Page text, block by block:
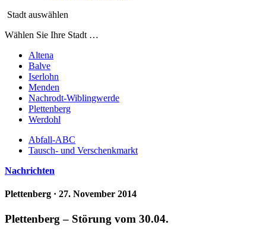
Stadt auswählen
Wählen Sie Ihre Stadt …
Altena
Balve
Iserlohn
Menden
Nachrodt-Wiblingwerde
Plettenberg
Werdohl
Abfall-ABC
Tausch- und Verschenkmarkt
Nachrichten
Plettenberg · 27. November 2014
Plettenberg – Störung vom 30.04.